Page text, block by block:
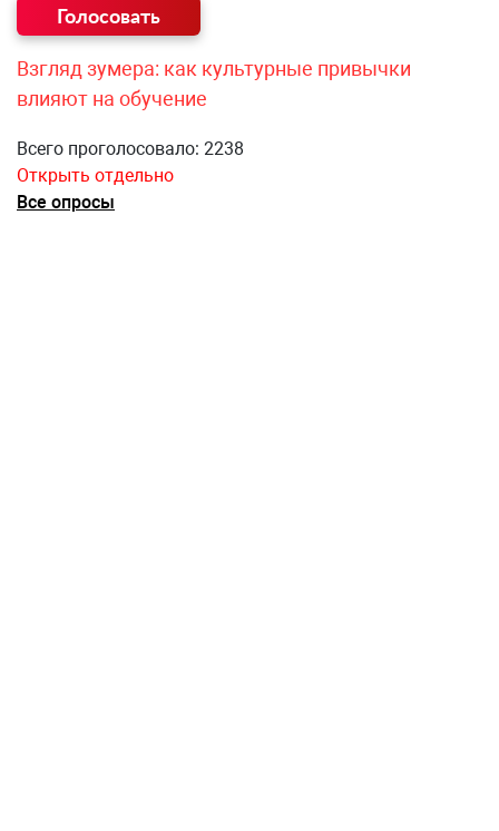
Взгляд зумера: как культурные привычки
влияют на обучение
Всего проголосовало: 2238
Открыть отдельно
Все опросы